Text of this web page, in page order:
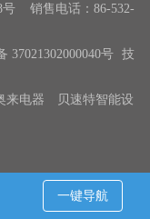
号 销售电话：86-532-
37021302000040号
技
来电器
贝速特智能设
一键导航